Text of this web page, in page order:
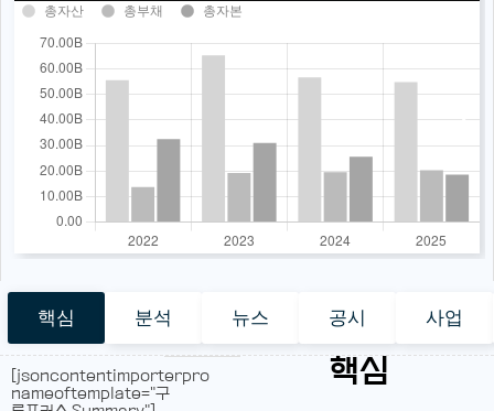
총자산 총부채 총자본
핵심 분석 뉴스 공시 사업
핵심
[jsoncontentimporterpro
nameoftemplate="구